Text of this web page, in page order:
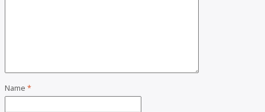
Name *